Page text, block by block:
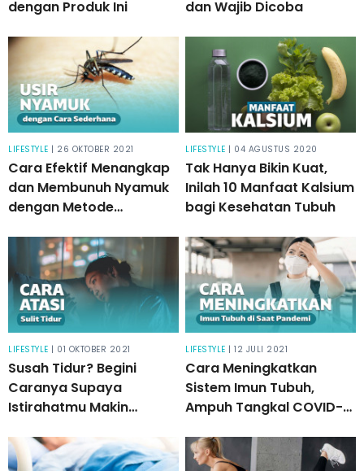
dengan Produk Ini
dan Wajib Dicoba
LIFESTYLE | 26 OKTOBER 2021
Cara Efektif Menangkap
dan Membunuh Nyamuk
dengan Metode
LIFESTYLE | 04 AGUSTUS 2020
Tak Hanya Bikin Kuat,
Inilah 10 Manfaat Kalsium
bagi Kesehatan Tubuh
LIFESTYLE | 01 OKTOBER 2021
Susah Tidur? Begini
Caranya Supaya
Istirahatmu Makin
LIFESTYLE | 12 JULI 2021
Cara Meningkatkan
Sistem Imun Tubuh,
Ampuh Tangkal COVID-